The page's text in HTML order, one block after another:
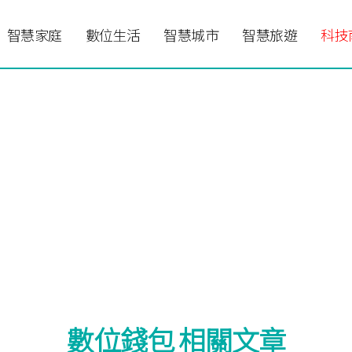
智慧家庭 數位生活 智慧城市 智慧旅遊 科技
數位錢包 相關文章